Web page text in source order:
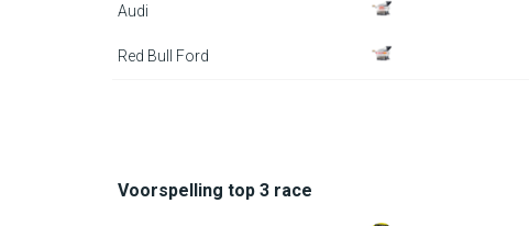
Audi
Red Bull Ford
Voorspelling top 3 race